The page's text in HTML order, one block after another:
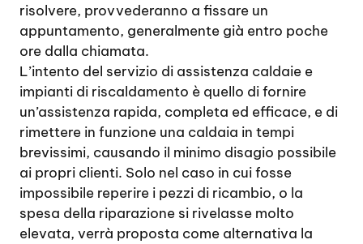
risolvere, provvederanno a fissare un
appuntamento, generalmente già entro poche
ore dalla chiamata.
L’intento del servizio di assistenza caldaie e
impianti di riscaldamento è quello di fornire
un’assistenza rapida, completa ed efficace, e di
rimettere in funzione una caldaia in tempi
brevissimi, causando il minimo disagio possibile
ai propri clienti. Solo nel caso in cui fosse
impossibile reperire i pezzi di ricambio, o la
spesa della riparazione si rivelasse molto
elevata, verrà proposta come alternativa la